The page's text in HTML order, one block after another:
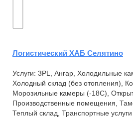
Логистический ХАБ Селятино
Услуги: 3PL, Ангар, Холодильные
Холодный склад (без отопления),
Морозильные камеры (-18С),
Производственные помещения,
Теплый склад, Транспортные услуги